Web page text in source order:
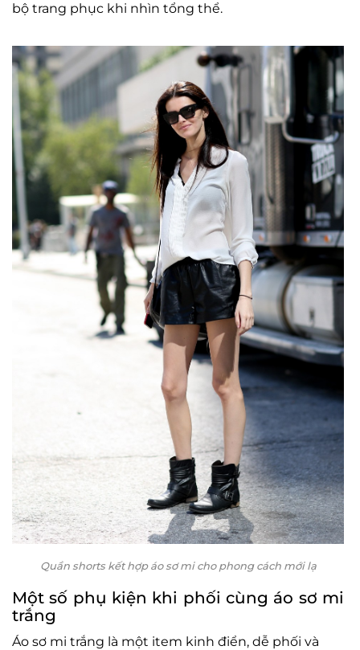
bộ trang phục khi nhìn tổng thể.
Quần shorts kết hợp áo sơ mi cho phong cách mới lạ
Một số phụ kiện khi phối cùng áo sơ mi
trắng
Áo sơ mi trắng là một item kinh điển, dễ phối và